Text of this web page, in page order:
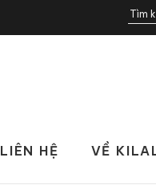
LIÊN HỆ VỀ